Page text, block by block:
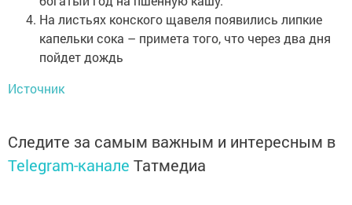
На листьях конского щавеля появились липкие
капельки сока – примета того, что через два дня
пойдет дождь
Источник
Следите за самым важным и интересным в
Telegram-канале Татмедиа